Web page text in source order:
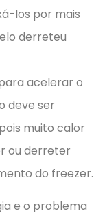
los por mais
derreteu
acelerar o
deve ser
muito calor
ou derreter
do freezer.
e o problema